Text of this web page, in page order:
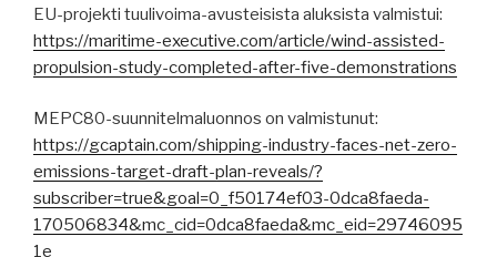
EU-projekti tuulivoima-avusteisista aluksista valmistui:
https://maritime-executive.com/article/wind-assisted-
propulsion-study-completed-after-five-demonstrations
MEPC80-suunnitelmaluonnos on valmistunut:
https://gcaptain.com/shipping-industry-faces-net-zero-
emissions-target-draft-plan-reveals/?
subscriber=true&goal=0_f50174ef03-0dca8faeda-
170506834&mc_cid=0dca8faeda&mc_eid=29746095
1e